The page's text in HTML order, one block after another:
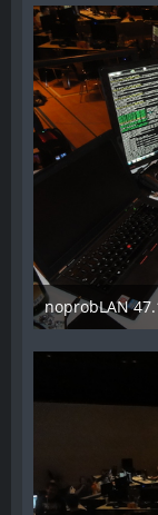
noprobLAN
26.